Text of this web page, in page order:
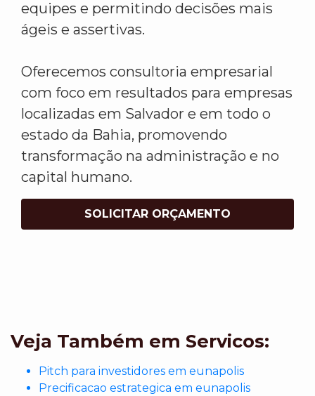
equipes e permitindo decisões mais
ágeis e assertivas.
Oferecemos consultoria empresarial
com foco em resultados para empresas
localizadas em Salvador e em todo o
estado da Bahia, promovendo
transformação na administração e no
capital humano.
SOLICITAR ORÇAMENTO
Veja Também em Servicos:
Pitch para investidores em eunapolis
Precificacao estrategica em eunapolis